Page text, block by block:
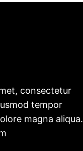
consectetur
tempor
magna aliqua.